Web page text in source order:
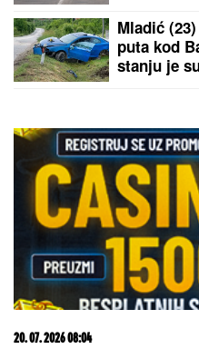
Mladić
puta kod
stanju je
20. 07. 2026 08:04